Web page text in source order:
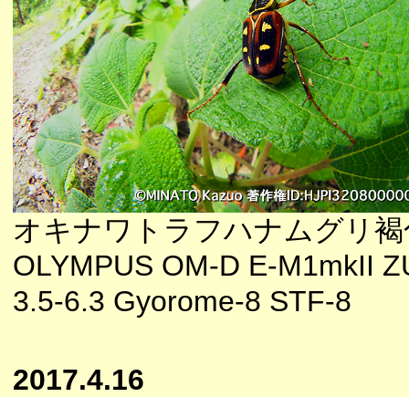
オキナワトラフハナムグリ
OLYMPUS OM-D E-M1mkII
3.5-6.3 Gyorome-8 STF-8
2017.4.16